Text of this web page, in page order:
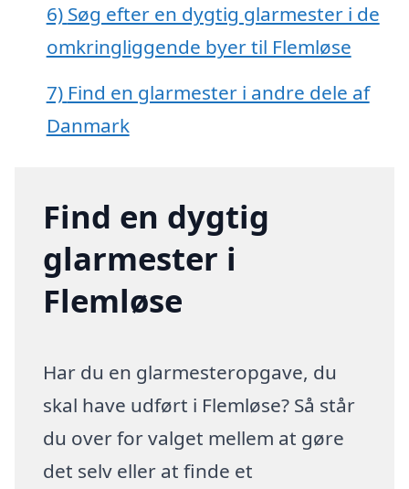
6) Søg efter en dygtig glarmester i de
omkringliggende byer til Flemløse
7) Find en glarmester i andre dele af
Danmark
Find en dygtig
glarmester i
Flemløse
Har du en glarmesteropgave, du
skal have udført i Flemløse? Så står
du over for valget mellem at gøre
det selv eller at finde et